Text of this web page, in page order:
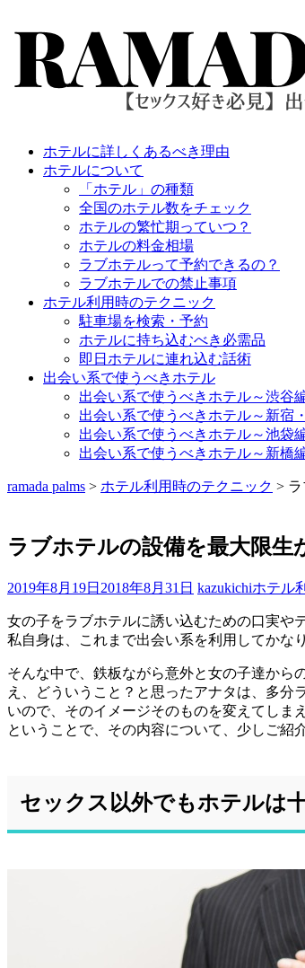
ホテルに詳しくあるべき理由
ホテルについて
「ホテル」の種類
全国のホテル数をチェック
ホテルの繁忙期っていつ？
ホテルの料金相場
ラブホテルって予約できるの？
ラブホテルでの禁止事項
ホテル利用時のテクニック
駐車場を検索・予約
ホテルに持ち込むべき必需品
即日ホテルに連れ込む話術
出会い系で使うべきホテル
出会い系で使うべきホテル～渋谷
出会い系で使うべきホテル～新宿
出会い系で使うべきホテル～池袋
出会い系で使うべきホテル～新橋
ramada palms > ホテル利用時のテクニック >
ラブホテルの設備を最大限生
2019年8月19日 2018年8月31日 kazukichiホテル
女の子をラブホテルに誘い込むための口実や
私自身は、これまで出会い系を利用してかな
そんな中で、鉄板ながら意外と女の子達から
え、どういうこと？と思ったアナタは、多
いので、そのイメージそのものを変えてしま
ということで、その内容について、少しご紹
セックス以外でもホテルは